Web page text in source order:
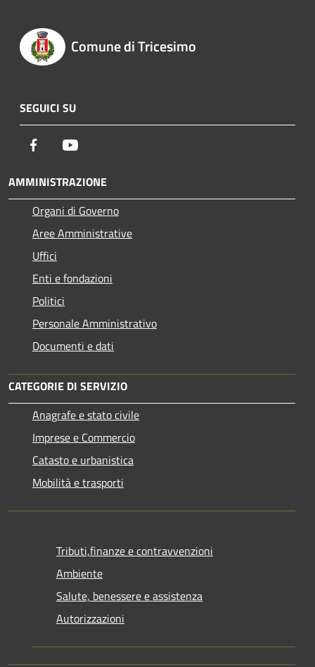
Comune di Tricesimo
SEGUICI SU
Facebook
AMMINISTRAZIONE
Organi di Governo
Aree Amministrative
Uffici
Enti e fondazioni
Politici
Personale Amministrativo
Documenti e dati
CATEGORIE DI SERVIZIO
Anagrafe e stato civile
Imprese e Commercio
Catasto e urbanistica
Mobilità e trasporti
Tributi,finanze e contravvenzioni
Ambiente
Salute, benessere e assistenza
Autorizzazioni